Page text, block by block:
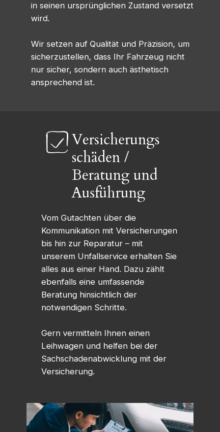
in seinen ursprünglichen Zustand versetzt
wird.
Wir setzen auf Qualität und Präzision, um
sicherzustellen, dass Ihr Fahrzeug nicht
nur sicher, sondern auch ästhetisch
ansprechend ist.
Versicherungs
schäden /
Beratung und
Ausführung
Vom Gutachten über die
Kommunikation mit Versicherungen
bis hin zur Reparatur – mit
unserem Unfallservice erhalten Sie
alles aus einer Hand. Dazu zählt
ebenfalls eine umfassende
Beratung hinsichtlich der
notwendigen Schritte.
Gern vermitteln Ihnen einen
Leihwagen und helfen bei der
Sachschadenabwicklung mit der
Versicherung.